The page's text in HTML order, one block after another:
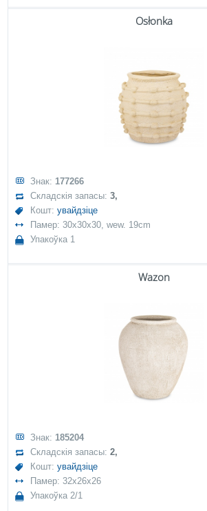
Osłonka
Знак: 177266
Складскія запасы:3,
Кошт:увайдзіце
Памер: 30x30x30, wew. 19cm
Упакоўка 1
Wazon
Знак: 185204
Складскія запасы:2,
Кошт:увайдзіце
Памер: 32x26x26
Упакоўка 2/1